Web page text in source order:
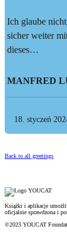
Ich glaube
sicher weiter
dieses…
MANFRED
18. styczeń
Back to all greetings
Książki i aplikacje
oficjalnie sprawdzona i
©2023 YOUCAT